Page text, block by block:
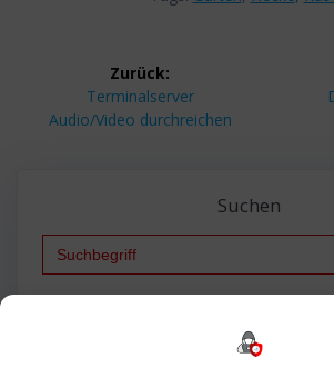
Beitragsnavigation
Zurück:
Vorheriger
Beitrag:
Terminalserver
Audio/Video durchreichen
Suchen
Search
Bautagebuch